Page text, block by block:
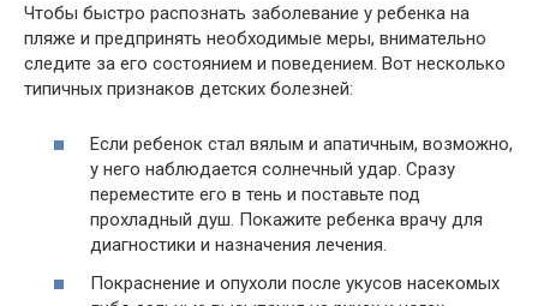
Чтобы быстро распознать заболевание у ребенка на
пляже и предпринять необходимые меры, внимательно
следите за его состоянием и поведением. Вот несколько
типичных признаков детских болезней:
Если ребенок стал вялым и апатичным, возможно,
у него наблюдается солнечный удар. Сразу
переместите его в тень и поставьте под
прохладный душ. Покажите ребенка врачу для
диагностики и назначения лечения.
Покраснение и опухоли после укусов насекомых